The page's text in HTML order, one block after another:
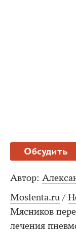
Обсудить
Автор:
Moslenta.ru /
Мясников
лечения